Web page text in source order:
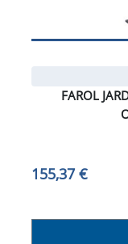
FAROL
155,37 €